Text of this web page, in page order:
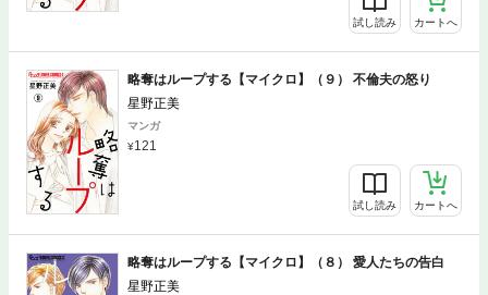
試し読み カートへ
略奪はループする【マイクロ】（９） 不倫夫の怒り
星野正美
マンガ
121
試し読み カートへ
略奪はループする【マイクロ】（８） 愛人たちの告白
星野正美